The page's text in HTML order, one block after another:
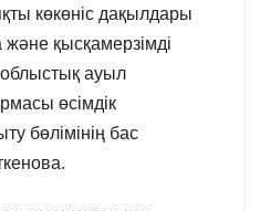
көкөніс дақылдары
қысқамерзімді
облыстық ауыл
өсімдік
бөлімінің бас